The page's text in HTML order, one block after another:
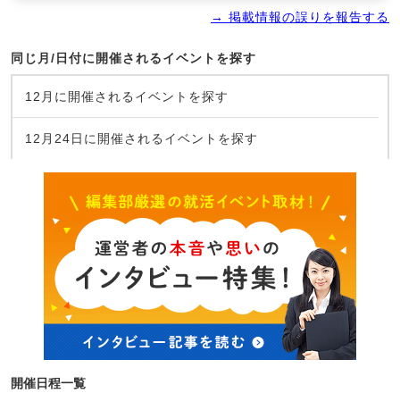
→ 掲載情報の誤りを報告する
同じ月/日付に開催されるイベントを探す
12月に開催されるイベントを探す
12月24日に開催されるイベントを探す
開催日程一覧